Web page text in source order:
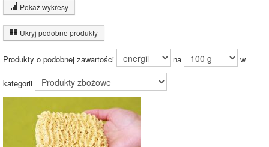
Pokaż wykresy
Wykres składu produktu
Tłuszcz (17%)
Węglowodany
(69%)
Pozostałe (8%)
Inne ważenia tego produktu:
Porcja figuraków vanilla
Ukryj podobne produkty
Produkty o podobnej zawartości na w
kategorii